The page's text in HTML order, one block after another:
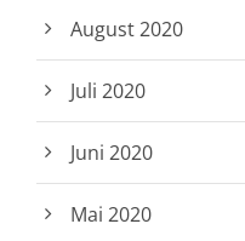
August 2020
Juli 2020
Juni 2020
Mai 2020